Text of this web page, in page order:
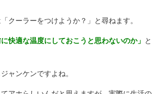
クーラーをつけようか？」と尋ねます。
に快適な温度にしておこうと思わないのか」
と
ャンケンですよね。